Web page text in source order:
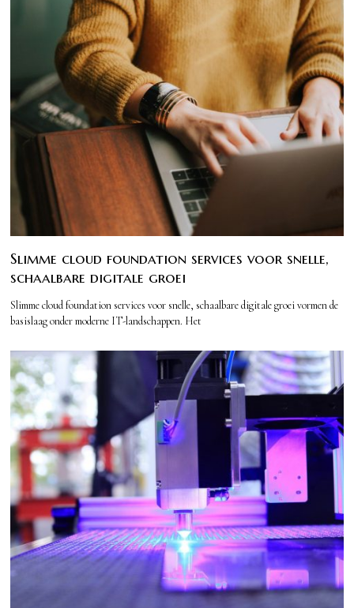
Slimme cloud foundation services voor snelle,
schaalbare digitale groei
Slimme cloud foundation services voor snelle, schaalbare digitale groei vormen de
basislaag onder moderne IT-landschappen. Het